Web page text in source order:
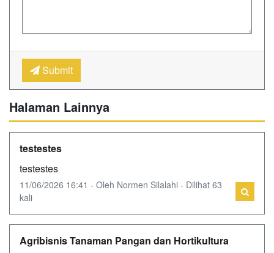
Submit
Halaman Lainnya
testestes
testestes
11/06/2026 16:41 - Oleh Normen Silalahi - Dilihat 63
kali
Agribisnis Tanaman Pangan dan Hortikultura